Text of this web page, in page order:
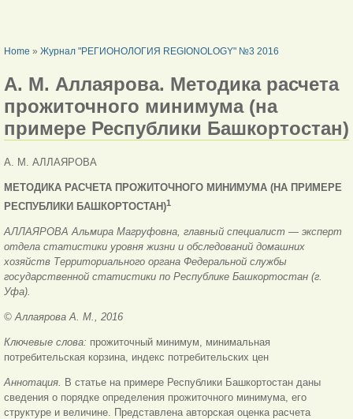
YOU ARE HERE
Home » Журнал "РЕГИОНОЛОГИЯ REGIONOLOGY" №3 2016
А. М. Аллаярова. Методика расчета
прожиточного минимума (на
примере Республики Башкортостан)
А. М. АЛЛАЯРОВА
МЕТОДИКА РАСЧЕТА ПРОЖИТОЧНОГО МИНИМУМА (НА ПРИМЕРЕ
РЕСПУБЛИКИ БАШКОРТОСТАН)1
АЛЛАЯРОВА Альмира Магруфовна, главный специалист — эксперт
отдела статистики уровня жизни и обследований домашних
хозяйств Территориального органа Федеральной службы
государственной статистики по Республике Башкортостан (г.
Уфа).
© Аллаярова А. М., 2016
Ключевые слова: прожиточный минимум, минимальная
потребительская корзина, индекс потребительских цен
Аннотация. В статье на примере Республики Башкортостан даны
сведения о порядке определения прожиточного минимума, его
структуре и величине. Представлена авторская оценка расчета